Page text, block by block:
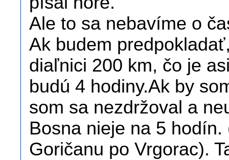
Ale to sa nebavíme o
Ak budem
diaľnici 200 km, čo je
budú 4 hodiny.Ak by
som sa nezdržoval a
Bosna nieje na 5
Goričanu po Vrgorac).